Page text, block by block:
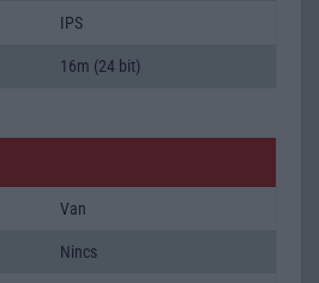
IPS
16m (24 bit)
Van
Nincs